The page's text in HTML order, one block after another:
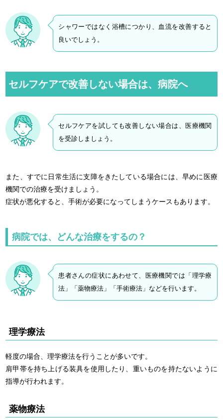
シャワーではなく浴槽につかり、血流を改善すると
良いでしょう。
セルフケアで改善しない場合は、病院へ
セルフケアを試しても改善しない場合は、医療機関
を受診しましょう。
また、すでに日常生活に支障をきたしている場合には、早めに医療
機関での治療を受けましょう。
症状が悪化すると、手術が必要になってしまうケースもあります。
病院では、どんな治療をするの？
患者さんの症状にあわせて、医療機関では「理学療
法」「薬物療法」「手術療法」などを行います。
理学療法
軽度の場合、理学療法を行うことが多いです。
肩甲帯を持ち上げる装具を使用したり、重いものを持たないように
指導が行われます。
薬物療法